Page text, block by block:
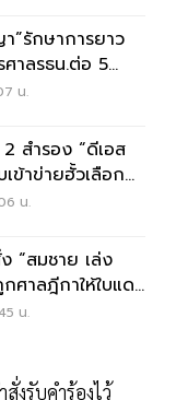
รักษาการยาว
าลรธน.ต่อ 5
น.
สำรอง “ดีเอส
ข้าข่ายฮั้วเลือก
น.
“สมชาย เล่ง
ศาลฎีกาให้ใบแดง
น.
งรับคำร้องไว้